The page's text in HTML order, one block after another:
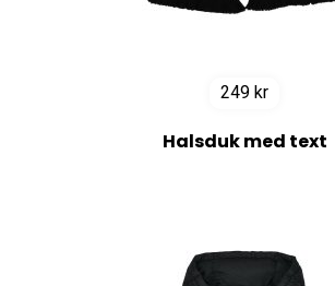
249 kr
Halsduk med text